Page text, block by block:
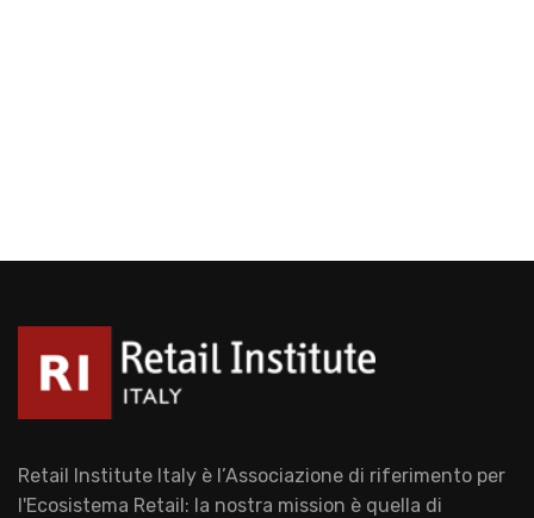
Retail Institute Italy è l’Associazione di riferimento per
l'Ecosistema Retail: la nostra mission è quella di